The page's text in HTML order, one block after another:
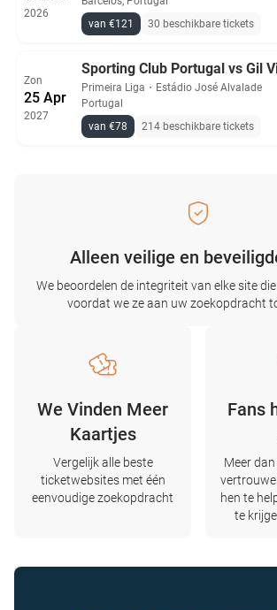
2026
van €121
30 beschikbare tickets
Zon
25 Apr
2027
Sporting Club Portugal vs Gil
Primeira Liga ・ Estádio José Alvalade
Portugal
van €78
214 beschikbare tickets
Alleen veilige en
We beoordelen de integriteit van elke site
voordat we ze aan uw zoekopdracht
We Vinden Meer
Kaartjes
Vergelijk alle beste
ticketwebsites met één
eenvoudige zoekopdracht
Fans
Meer
hen te
te